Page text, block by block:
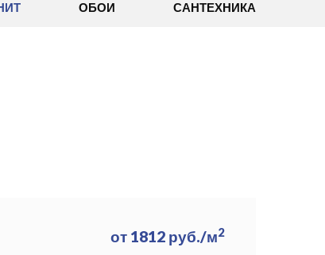
ОБОИ САНТЕХНИКА
от 1812 руб./м2